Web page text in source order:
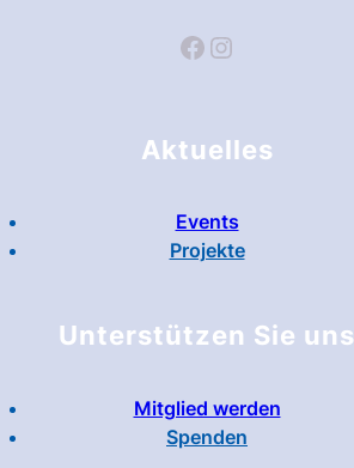
Facebook Instagram
Aktuelles
Events
Projekte
Unterstützen Sie uns
Mitglied werden
Spenden